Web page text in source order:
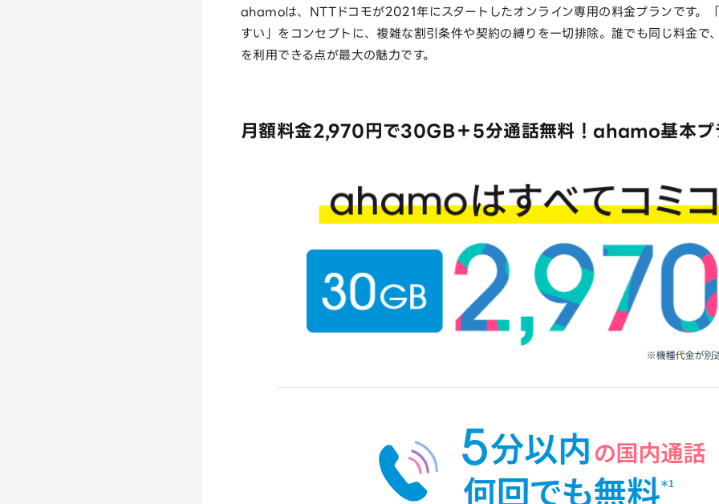
ahamoは、NTTドコモが2021年にスタートしたオンライン専用の料金プランです。
すい」をコンセプトに、複雑な割引条件や契約の縛りを一切排除。誰でも同じ料金で
を利用できる点が最大の魅力です。
月額料金2,970円で30GB＋5分通話無料！ahamo基本プ